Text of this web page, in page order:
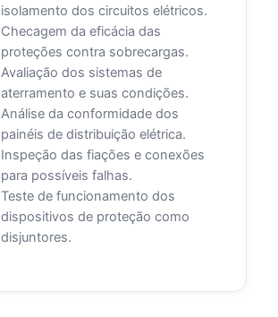
isolamento dos circuitos elétricos.
Checagem da eficácia das
proteções contra sobrecargas.
Avaliação dos sistemas de
aterramento e suas condições.
Análise da conformidade dos
painéis de distribuição elétrica.
Inspeção das fiações e conexões
para possíveis falhas.
Teste de funcionamento dos
dispositivos de proteção como
disjuntores.